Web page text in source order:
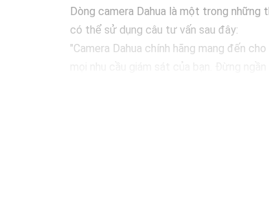
Dòng camera Dahua là một trong những
có thể sử dụng câu tư vấn sau đây:
"Camera Dahua chính hãng mang đến